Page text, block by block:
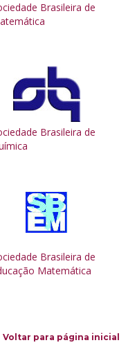
Brasileira de
Brasileira de
Brasileira de
Matemática
Voltar para página inicial